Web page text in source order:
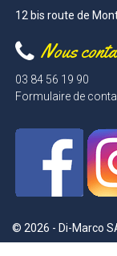
12 bis route de
Nous
03 84 56 19 90
Formulaire de
© 2026 - Di-Marco